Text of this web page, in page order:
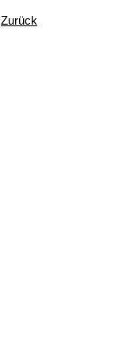
Zurück